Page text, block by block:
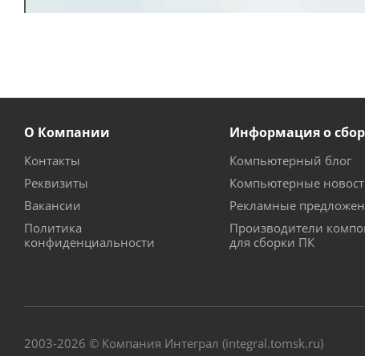
О Компании
Контакты
Реквизиты
Вакансии
Политика
конфиденциальности
Информация о
Компьютерный блог
Компьютерные
Рекламные
Производители
для сборки ПК
2003-2026 © Компания Интеграл (integral.tomsk.ru)